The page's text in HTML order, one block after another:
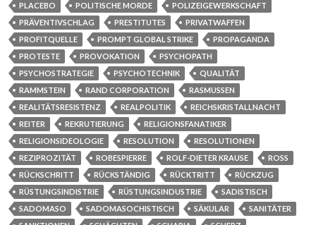
PLACEBO
POLITISCHE MORDE
POLIZEIGEWERKSCHAFT
PRÄVENTIVSCHLAG
PRESTITUTES
PRIVATWAFFEN
PROFITQUELLE
PROMPT GLOBAL STRIKE
PROPAGANDA
PROTESTE
PROVOKATION
PSYCHOPATH
PSYCHOSTRATEGIE
PSYCHOTECHNIK
QUALITÄT
RAMMSTEIN
RAND CORPORATION
RASMUSSEN
REALITÄTSRESISTENZ
REALPOLITIK
REICHSKRISTALLNACHT
REITER
REKRUTIERUNG
RELIGIONSFANATIKER
RELIGIONSIDEOLOGIE
RESOLUTION
RESOLUTIONEN
REZIPROZITÄT
ROBESPIERRE ROLF-DIETER KRAUSE
ROSS
RÜCKSCHRITT
RÜCKSTÄNDIG RÜCKTRITT
RÜCKZUG
RÜSTUNGSINDISTRIE
RÜSTUNGSINDUSTRIE
SADISTISCH
SADOMASO
SADOMASOCHISTISCH SÄKULAR
SANITÄTER